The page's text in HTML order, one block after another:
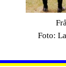
Foto: